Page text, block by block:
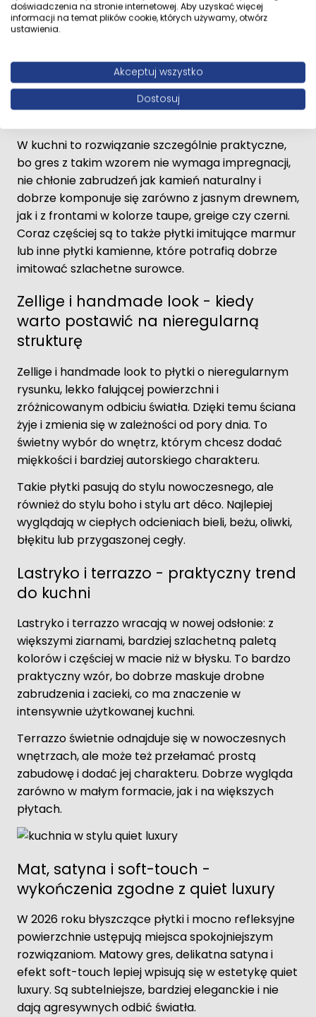
Imitacja marmuru, trawertyn i kwarcyt to jeden z
popularnością cieszą się jasne, ciepłe rysunki
kamienia, w tym wzór Taj Mahal. Dają elegancki
efekt, a jednocześnie są znacznie prostsze w
W kuchni to rozwiązanie szczególnie praktyczne,
bo gres z takim wzorem nie wymaga impregnacji,
nie chłonie zabrudzeń jak kamień naturalny i
dobrze komponuje się zarówno z jasnym drewnem,
jak i z frontami w kolorze taupe, greige czy czerni.
Coraz częściej są to także płytki imitujące marmur
lub inne płytki kamienne, które potrafią dobrze
imitować szlachetne surowce.
Zellige i handmade look - kiedy
warto postawić na nieregularną
strukturę
Zellige i handmade look to płytki o nieregularnym
rysunku, lekko falującej powierzchni i
zróżnicowanym odbiciu światła. Dzięki temu ściana
żyje i zmienia się w zależności od pory dnia. To
świetny wybór do wnętrz, którym chcesz dodać
miękkości i bardziej autorskiego charakteru.
Takie płytki pasują do stylu nowoczesnego, ale
również do stylu boho i stylu art déco. Najlepiej
wyglądają w ciepłych odcieniach bieli, beżu, oliwki,
błękitu lub przygaszonej cegły.
Lastryko i terrazzo - praktyczny trend
do kuchni
Lastryko i terrazzo wracają w nowej odsłonie: z
większymi ziarnami, bardziej szlachetną paletą
kolorów i częściej w macie niż w błysku. To bardzo
praktyczny wzór, bo dobrze maskuje drobne
zabrudzenia i zacieki, co ma znaczenie w
intensywnie użytkowanej kuchni.
Terrazzo świetnie odnajduje się w nowoczesnych
wnętrzach, ale może też przełamać prostą
zabudowę i dodać jej charakteru. Dobrze wygląda
zarówno w małym formacie, jak i na większych
płytach.
Mat, satyna i soft-touch -
wykończenia zgodne z quiet luxury
W 2026 roku błyszczące płytki i mocno refleksyjne
powierzchnie ustępują miejsca spokojniejszym
rozwiązaniom. Matowy gres, delikatna satyna i
efekt soft-touch lepiej wpisują się w estetykę quiet
luxury. Są subtelniejsze, bardziej eleganckie i nie
dają agresywnych odbić światła.
doświadczenia na stronie internetowej. Aby uzyskać więcej
informacji na temat plików cookie, których używamy, otwórz
ustawienia.
Akceptuj wszystko
Dostosuj